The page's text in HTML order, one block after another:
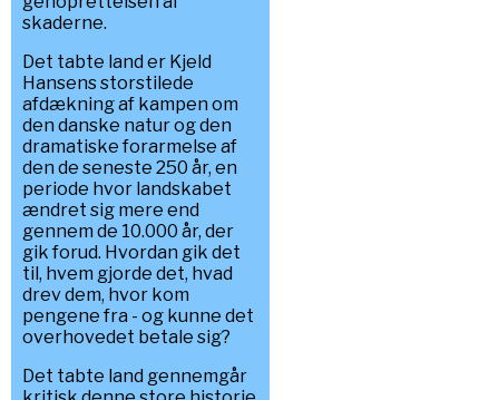
skaderne.
Det tabte land er Kjeld
Hansens storstilede
afdækning af kampen om
den danske natur og den
dramatiske forarmelse af
den de seneste 250 år, en
periode hvor landskabet
ændret sig mere end
gennem de 10.000 år, der
gik forud. Hvordan gik det
til, hvem gjorde det, hvad
drev dem, hvor kom
pengene fra - og kunne det
overhovedet betale sig?
Det tabte land gennemgår